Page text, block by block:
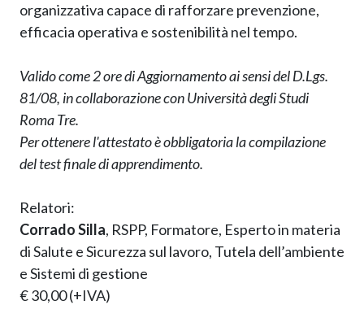
organizzativa capace di rafforzare prevenzione,
efficacia operativa e sostenibilità nel tempo.
Valido come 2 ore di Aggiornamento ai sensi del D.Lgs.
81/08, in collaborazione con Università degli Studi
Roma Tre.
Per ottenere l'attestato è obbligatoria la compilazione
del test finale di apprendimento.
Relatori:
Corrado Silla, RSPP, Formatore, Esperto in materia
di Salute e Sicurezza sul lavoro, Tutela dell’ambiente
e Sistemi di gestione
€ 30,00 (+IVA)